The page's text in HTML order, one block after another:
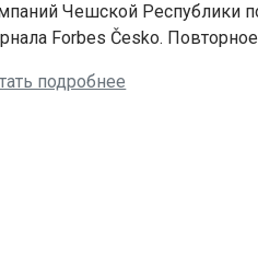
Чешской Республики
Forbes Česko.
подробнее